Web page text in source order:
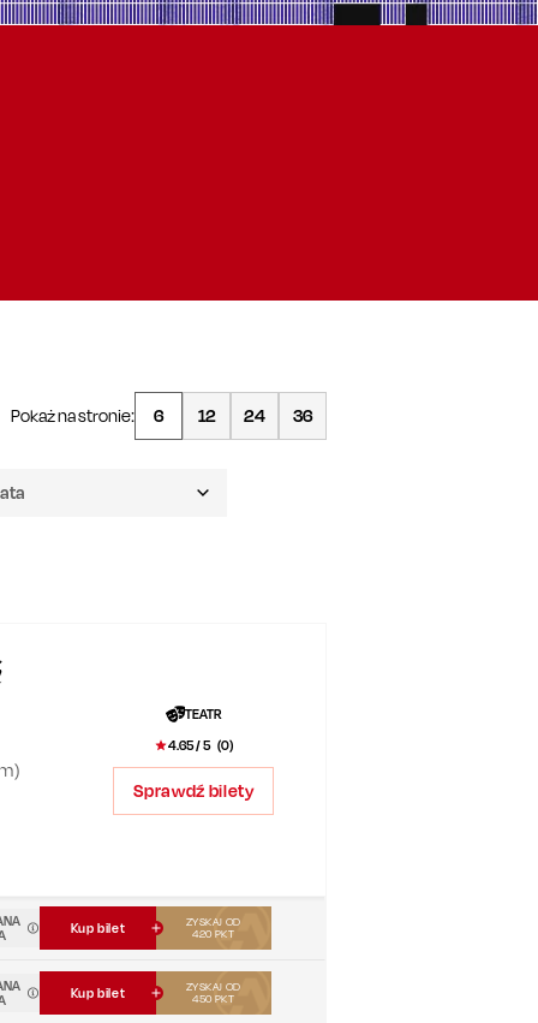
Pokaż na stronie: 6 12 24 36
TEATR
4.65/ 5 (0)
Sprawdź bilety
Kup bilet
ZYSKAJ OD
420 PKT
Kup bilet
ZYSKAJ OD
450 PKT